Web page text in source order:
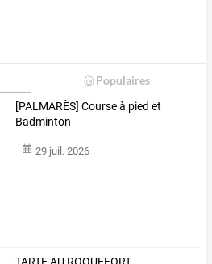
Populaires
[PALMARÈS] Course à pied et
Badminton
29 juil. 2026
TARTE AU ROQUEFORT